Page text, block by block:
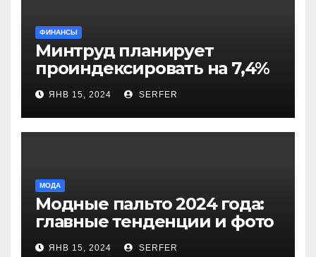
ФИНАНСЫ
Минтруд планирует
проиндексировать на 7,4%
более 40 выплат и
компенсаций
ЯНВ 15, 2024 SERFER
МОДА
Модные пальто 2024 года:
главные тенденции и фото
новинок
ЯНВ 15, 2024 SERFER